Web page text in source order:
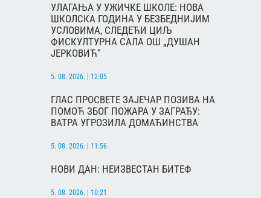
УЛАГАЊА У УЖИЧКЕ ШКОЛЕ: НОВА
ШКОЛСКА ГОДИНА У БЕЗБЕДНИЈИМ
УСЛОВИМА, СЛЕДЕЋИ ЦИЉ
ФИСКУЛТУРНА САЛА ОШ „ДУШАН
ЈЕРКОВИЋ“
5. 08. 2026. | 12:05
ГЛАС ПРОСВЕТЕ ЗАЈЕЧАР ПОЗИВА НА
ПОМОЋ ЗБОГ ПОЖАРА У ЗАГРАЂУ:
ВАТРА УГРОЗИЛА ДОМАЋИНСТВА
5. 08. 2026. | 11:56
НОВИ ДАН: НЕИЗВЕСТАН БИТЕФ
5. 08. 2026. | 10:21